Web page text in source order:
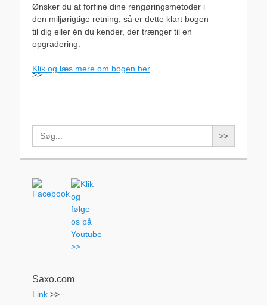
Ønsker du at forfine dine rengøringsmetoder i
den miljørigtige retning, så er dette klart bogen
til dig eller én du kender, der trænger til en
opgradering.
Klik og læs mere om bogen her
>>
Search
for:
Saxo.com
Link >>